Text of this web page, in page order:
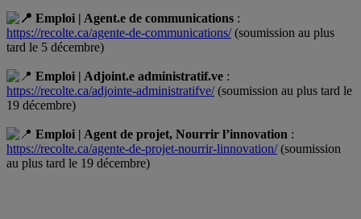
Emploi | Agent.e de communications :
https://recolte.ca/agente-de-communications/(soumission au plus
tard le 5 décembre)
Emploi | Adjoint.e administratif.ve :
https://recolte.ca/adjointe-administratifve/(soumission au plus tard le
19 décembre)
Emploi | Agent de projet, Nourrir l’innovation :
https://recolte.ca/agente-de-projet-nourrir-linnovation/(soumission
au plus tard le 19 décembre)